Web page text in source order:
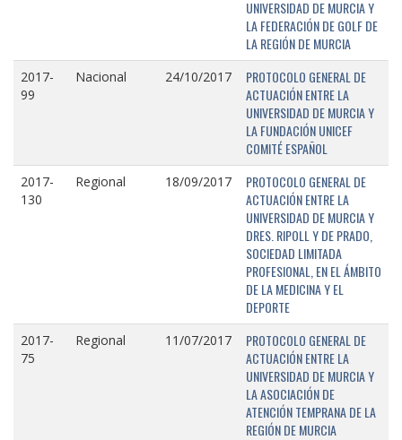
UNIVERSIDAD DE MURCIA Y
LA FEDERACIÓN DE GOLF DE
LA REGIÓN DE MURCIA
2017-
99
Nacional 24/10/2017
PROTOCOLO GENERAL DE
ACTUACIÓN ENTRE LA
UNIVERSIDAD DE MURCIA Y
LA FUNDACIÓN UNICEF
COMITÉ ESPAÑOL
2017-
130
Regional 18/09/2017
PROTOCOLO GENERAL DE
ACTUACIÓN ENTRE LA
UNIVERSIDAD DE MURCIA Y
DRES. RIPOLL Y DE PRADO,
SOCIEDAD LIMITADA
PROFESIONAL, EN EL ÁMBITO
DE LA MEDICINA Y EL
DEPORTE
2017-
75
Regional 11/07/2017
PROTOCOLO GENERAL DE
ACTUACIÓN ENTRE LA
UNIVERSIDAD DE MURCIA Y
LA ASOCIACIÓN DE
ATENCIÓN TEMPRANA DE LA
REGIÓN DE MURCIA